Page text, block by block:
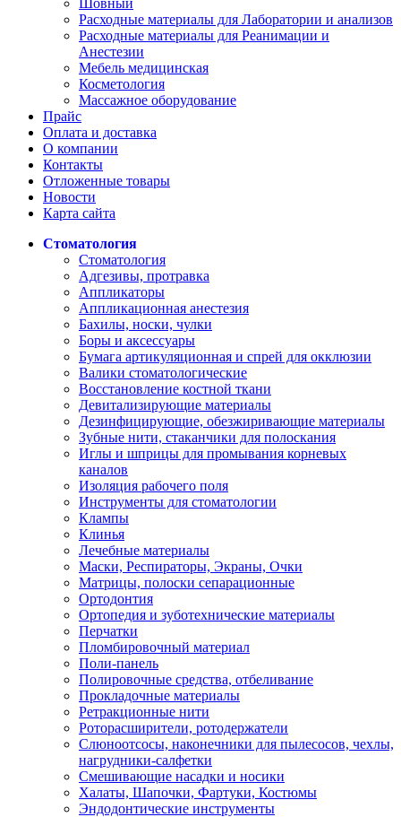
Шовный
Расходные материалы для Лаборатории и анализов
Расходные материалы для Реанимации и
Анестезии
Мебель медицинская
Косметология
Массажное оборудование
Прайс
Оплата и доставка
О компании
Контакты
Отложенные товары
Новости
Карта сайта
Стоматология
Стоматология
Адгезивы, протравка
Аппликаторы
Аппликационная анестезия
Бахилы, носки, чулки
Боры и аксессуары
Бумага артикуляционная и спрей для окклюзии
Валики стоматологические
Восстановление костной ткани
Девитализирующие материалы
Дезинфицирующие, обезжиривающие материалы
Зубные нити, стаканчики для полоскания
Иглы и шприцы для промывания корневых
каналов
Изоляция рабочего поля
Инструменты для стоматологии
Клампы
Клинья
Лечебные материалы
Маски, Респираторы, Экраны, Очки
Матрицы, полоски сепарационные
Ортодонтия
Ортопедия и зуботехнические материалы
Перчатки
Пломбировочный материал
Поли-панель
Полировочные средства, отбеливание
Прокладочные материалы
Ретракционные нити
Роторасширители, ротодержатели
Слюноотсосы, наконечники для пылесосов, чехлы,
нагрудники-салфетки
Смешивающие насадки и носики
Халаты, Шапочки, Фартуки, Костюмы
Эндодонтические инструменты